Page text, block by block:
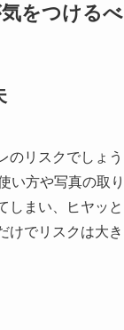
をつける
のリスクでしょ
方や写真の取
しまい、ヒヤッ
でリスクは大き